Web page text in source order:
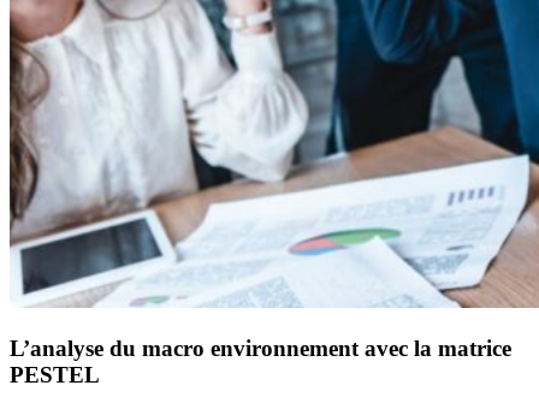
L’analyse du macro environnement avec la matrice
PESTEL